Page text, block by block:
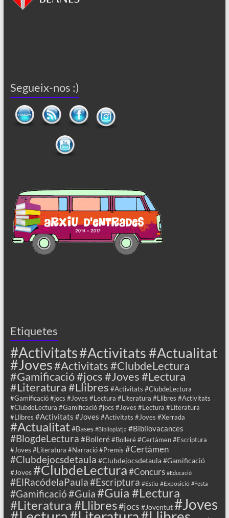
Segueix-nos :)
Etiquetes
#Activitats#Activitats #Actualitat
#Joves#Activitats #ClubdeLectura
#Gamificació #jocs #Joves #Lectura
#Literatura #Llibres #Activitats #ClubdeLectura
#Gamificació #jocs #Joves #Lectura #Literatura #Llibres #Activitats
#ClubdeLectura #Gamificació #jocs #Joves #Lectura #Literatura
#Llibres #Activitats #Joves #Activitats #Joves #Xerrada
#Actualitat #Bases #Biblioplatja #Bibliovacances
#BlogdeLectura #Bolleré #Bolleré #Certàmen #Escriptura
#Joves #Literatura #Narració #Premis #Certàmen
#Clubdejocsdetaula #Clubdejocsdetaula #Gamificació
#Joves#ClubdeLectura#Concurs #Educació
#ElRacódelaPaula#Escriptura #Estiu #Exposició #Festa
#Gamificació#Guia#Guia #Lectura
#Literatura #Llibres#jocs #Joventut#Joves